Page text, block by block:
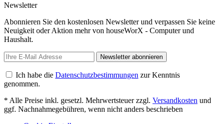
Newsletter
Abonnieren Sie den kostenlosen Newsletter und verpassen Sie keine
Neuigkeit oder Aktion mehr von houseWorX - Computer und
Haushalt.
Newsletter abonnieren
Ich habe die Datenschutzbestimmungen zur Kenntnis
genommen.
* Alle Preise inkl. gesetzl. Mehrwertsteuer zzgl. Versandkosten und
ggf. Nachnahmegebühren, wenn nicht anders beschrieben